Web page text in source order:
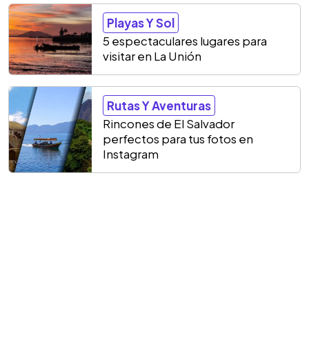
Playas Y Sol
5 espectaculares lugares para
visitar en La Unión
Rutas Y Aventuras
Rincones de El Salvador
perfectos para tus fotos en
Instagram